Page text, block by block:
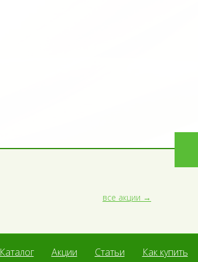
все акции
Каталог Акции Статьи Как купить